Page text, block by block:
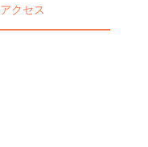
アクセス